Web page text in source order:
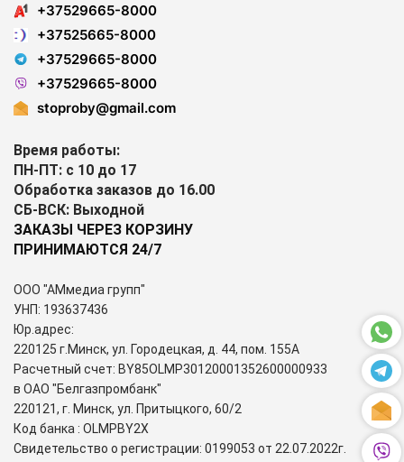
+37529665-8000
+37525665-8000
+37529665-8000
+37529665-8000
stoproby@gmail.com
Время работы:
ПН-ПТ: с 10 до 17
Обработка заказов до 16.00
СБ-ВСК: Выходной
ЗАКАЗЫ ЧЕРЕЗ КОРЗИНУ
ПРИНИМАЮТСЯ 24/7
ООО "АМмедиа групп"
УНП: 193637436
Юр.адрес:
220125 г.Минск, ул. Городецкая, д. 44, пом. 155А
Расчетный счет: BY85OLMP30120001352600000933
в ОАО "Белгазпромбанк"
220121, г. Минск, ул. Притыцкого, 60/2
Код банка : OLMPBY2X
Свидетельство о регистрации: 0199053 от 22.07.2022г.